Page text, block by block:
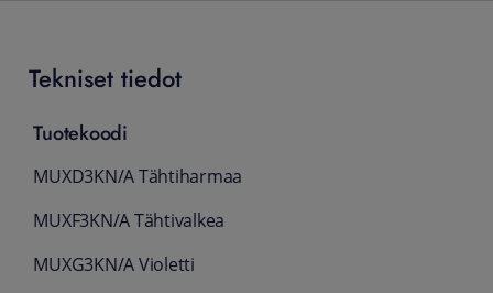
Tekniset tiedot
Tuotekoodi
MUXD3KN/A Tähtiharmaa
MUXF3KN/A Tähtivalkea
MUXG3KN/A Violetti